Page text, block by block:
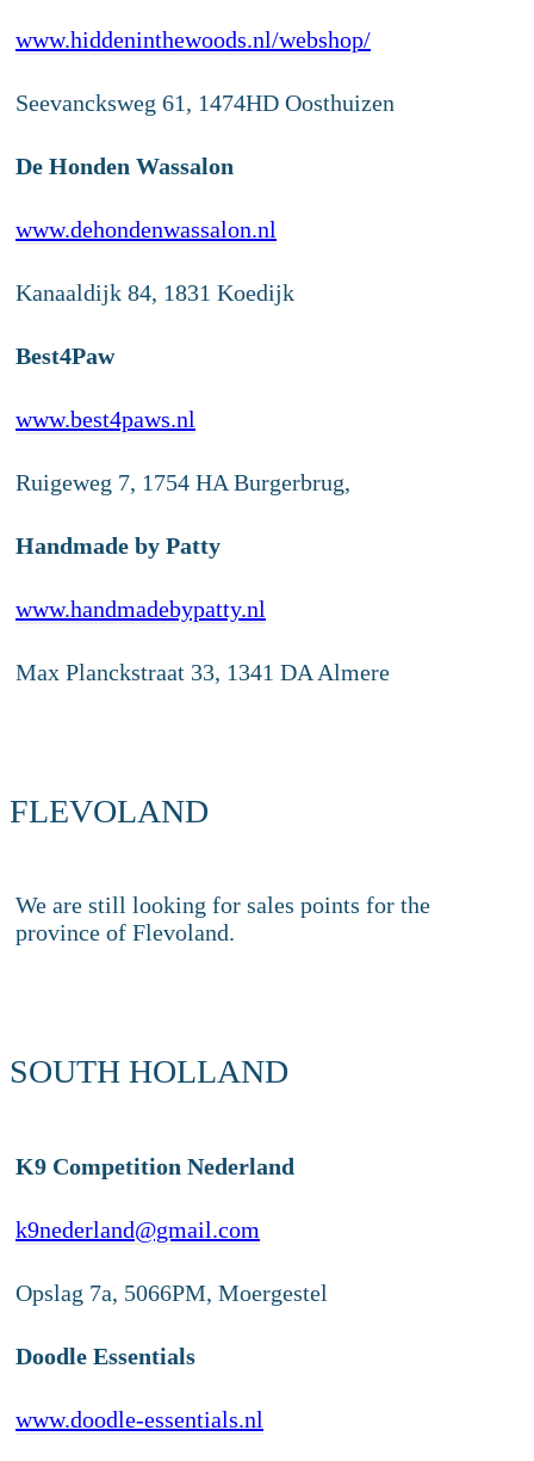
www.hiddeninthewoods.nl/webshop/
Seevancksweg 61, 1474HD Oosthuizen
De Honden Wassalon
www.dehondenwassalon.nl
Kanaaldijk 84, 1831 Koedijk
Best4Paw
www.best4paws.nl
Ruigeweg 7, 1754 HA Burgerbrug,
Handmade by Patty
www.handmadebypatty.nl
Max Planckstraat 33, 1341 DA Almere
FLEVOLAND
We are still looking for sales points for the
province of Flevoland.
SOUTH HOLLAND
K9 Competition Nederland
k9nederland@gmail.com
Opslag 7a, 5066PM, Moergestel
Doodle Essentials
www.doodle-essentials.nl